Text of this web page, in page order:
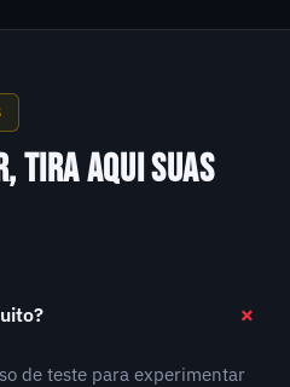
TIRA AQUI SUAS
de teste para experimentar